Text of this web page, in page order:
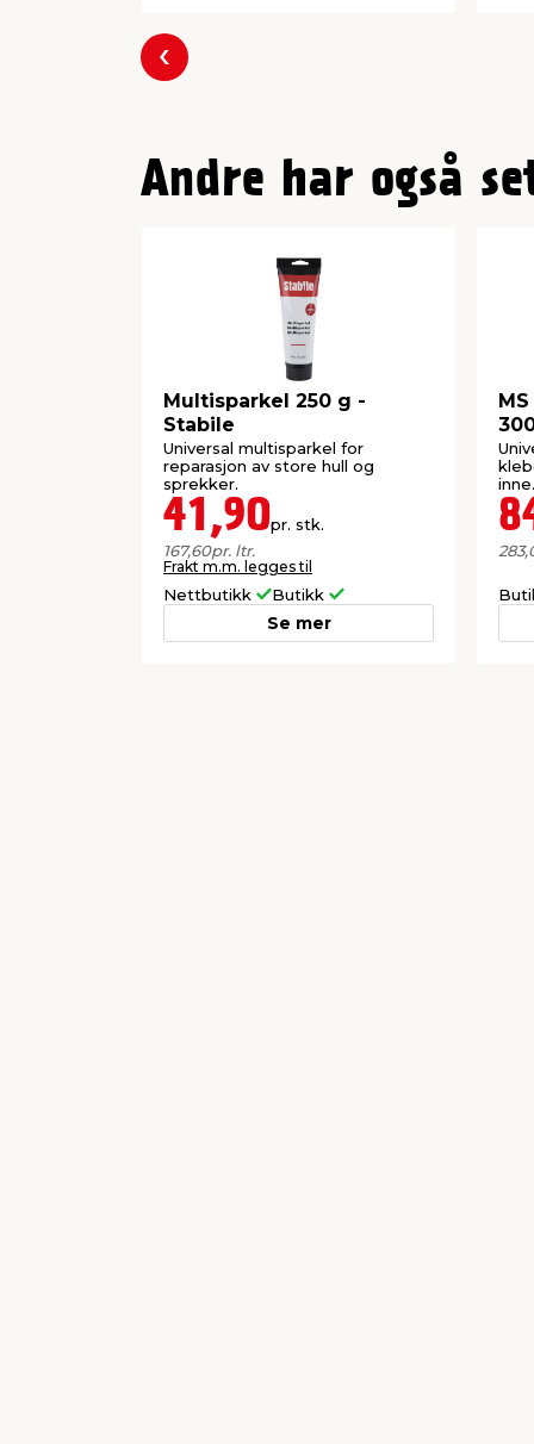
Forrige
Andre har også
Multisparkel 250 g -
Stabile
Universal multisparkel for
reparasjon av store hull og
sprekker.
41,90pr. stk.
167,60pr. ltr.
Frakt m.m. legges til
Nettbutikk Butikk
Se mer